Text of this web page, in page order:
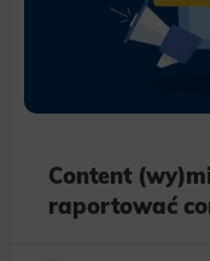
Content
raportować